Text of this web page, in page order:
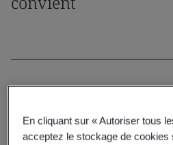
En cliquant sur « Autoriser tous
acceptez le stockage de cookies